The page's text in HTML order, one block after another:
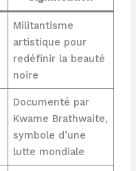
Militantisme
artistique pour
redéfinir la beauté
noire
Documenté par
Kwame Brathwaite,
symbole d’une
lutte mondiale